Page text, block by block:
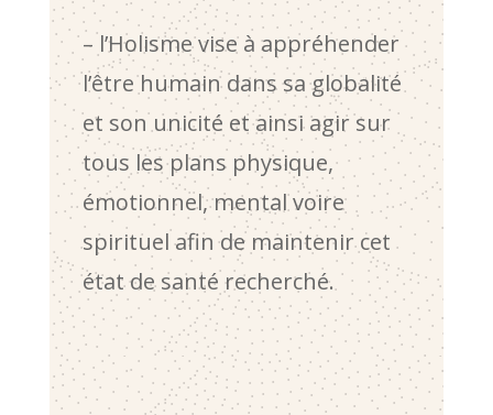
– l’Holisme vise à appréhender
l’être humain dans sa globalité
et son unicité et ainsi agir sur
tous les plans physique,
émotionnel, mental voire
spirituel afin de maintenir cet
état de santé recherché.